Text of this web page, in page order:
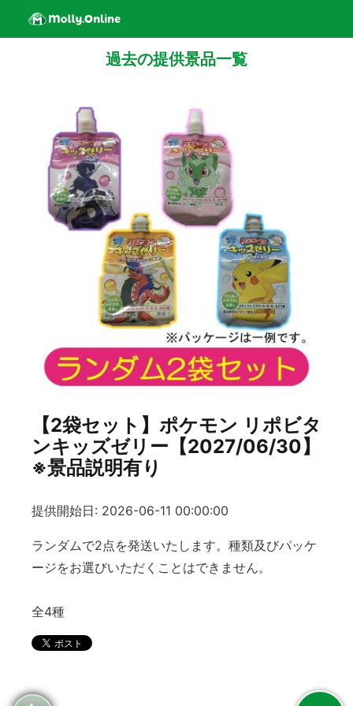
過去の提供景品一覧
【2袋セット】ポケモン リポビタ
ンキッズゼリー【2027/06/30】
※景品説明有り
提供開始日: 2026-06-11 00:00:00
ランダムで2点を発送いたします。種類及びパッケ
ージをお選びいただくことはできません。
全4種